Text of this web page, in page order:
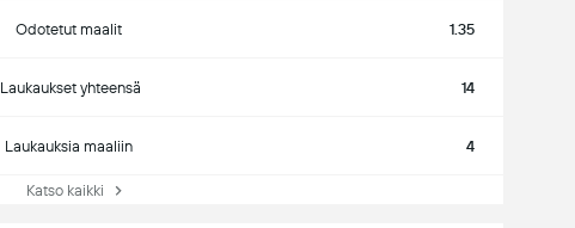
Odotetut maalit 1.35
Laukaukset yhteensä 14
Laukauksia maaliin 4
Katso kaikki